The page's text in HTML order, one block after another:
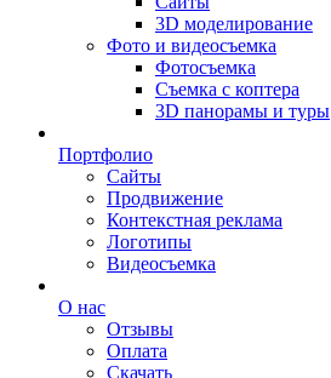
3D моделирование
Фото и видеосъемка
Фотосъемка
Съемка с коптера
3D панорамы и туры
Портфолио
Сайты
Продвижение
Контекстная реклама
Логотипы
Видеосъемка
О нас
Отзывы
Оплата
Скачать